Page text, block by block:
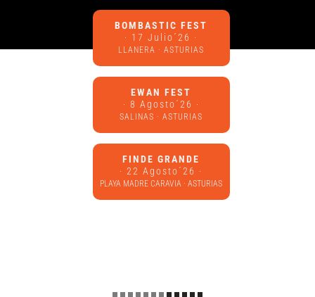
BOMBASTIC FEST
· 17 Julio´26 ·
LLANERA · ASTURIAS
EWAN FEST
· 8 Agosto´26 ·
SALINAS · ASTURIAS
FINDE GRANDE
· 22 Agosto´26 ·
PLAYA MADRE CARAVIA · ASTURIAS